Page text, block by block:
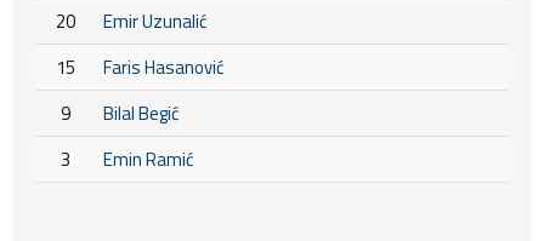
20
Emir Uzunalić
15
Faris Hasanović
9
Bilal Begić
3
Emin Ramić